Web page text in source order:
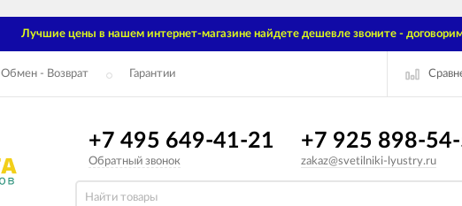
Лучшие цены в нашем интернет-магазине найдете дешевле звоните -
Обмен - Возврат Гарантии
+7 495 649-41-21
Обратный звонок
+7 925 898-
zakaz@svetilniki-lyustry.ru